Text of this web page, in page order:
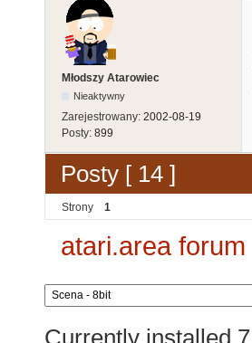
Młodszy Atarowiec
Nieaktywny
Zarejestrowany: 2002-08-19
Posty: 899
Posty [ 14 ]
Strony 1
atari.area forum
Currently installed